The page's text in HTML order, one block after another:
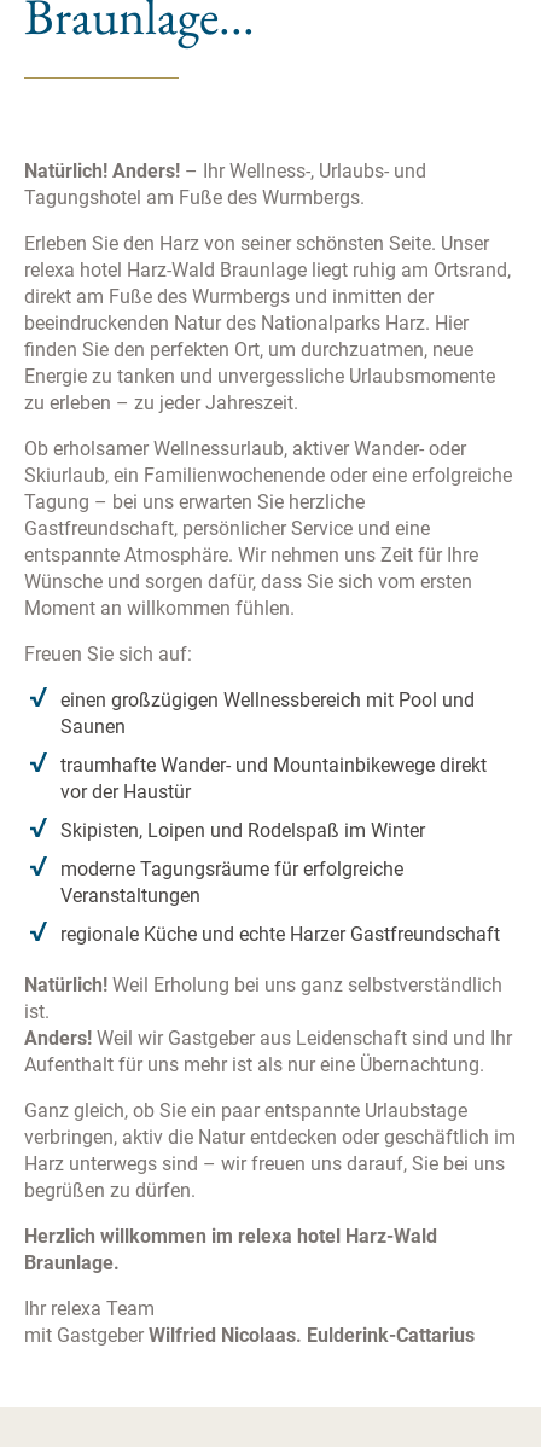
Bitte lassen Sie ggf. die Opt-Out-Cookies derer Dienste
Sie müssen diese daher ggf. neu setzen. Cookies sind
ferner Browser-gebunden, d.h. sie müssen grundsätzlich
Ihnen genutzten Gerät gesondert gesetzt werden. Die
dazu notwendigen Links finden Sie nachfolgend bei der
Beschreibung des jeweiligen Services.
Braunlage...
Natürlich! Anders! – Ihr Wellness-, Urlaubs- und
Tagungshotel am Fuße des Wurmbergs.
Erleben Sie den Harz von seiner schönsten Seite. Unser
relexa hotel Harz-Wald Braunlage liegt ruhig am Ortsrand,
direkt am Fuße des Wurmbergs und inmitten der
beeindruckenden Natur des Nationalparks Harz. Hier
finden Sie den perfekten Ort, um durchzuatmen, neue
Energie zu tanken und unvergessliche Urlaubsmomente
zu erleben – zu jeder Jahreszeit.
Ob erholsamer Wellnessurlaub, aktiver Wander- oder
Skiurlaub, ein Familienwochenende oder eine erfolgreiche
Tagung – bei uns erwarten Sie herzliche
Gastfreundschaft, persönlicher Service und eine
entspannte Atmosphäre. Wir nehmen uns Zeit für Ihre
Wünsche und sorgen dafür, dass Sie sich vom ersten
Moment an willkommen fühlen.
Freuen Sie sich auf:
einen großzügigen Wellnessbereich mit Pool und
Saunen
traumhafte Wander- und Mountainbikewege direkt
vor der Haustür
Skipisten, Loipen und Rodelspaß im Winter
moderne Tagungsräume für erfolgreiche
Veranstaltungen
regionale Küche und echte Harzer Gastfreundschaft
Natürlich! Weil Erholung bei uns ganz selbstverständlich
ist.
Anders! Weil wir Gastgeber aus Leidenschaft sind und Ihr
Aufenthalt für uns mehr ist als nur eine Übernachtung.
Ganz gleich, ob Sie ein paar entspannte Urlaubstage
verbringen, aktiv die Natur entdecken oder geschäftlich im
Harz unterwegs sind – wir freuen uns darauf, Sie bei uns
begrüßen zu dürfen.
Herzlich willkommen im relexa hotel Harz-Wald
Braunlage.
Ihr relexa Team
mit GastgeberWilfried Nicolaas. Eulderink-Cattarius